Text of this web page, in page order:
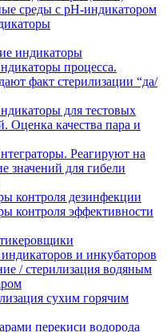
среды с рН-индикатором
индикаторы
процесса.
факт стерилизации “да/
для тестовых
Оценка качества пара и
Реагируют на
значений для гибели
контроля дезинфекции
контроля эффективности
и инкубаторов
/ стерилизация водяным
сухим горячим
перекиси водорода